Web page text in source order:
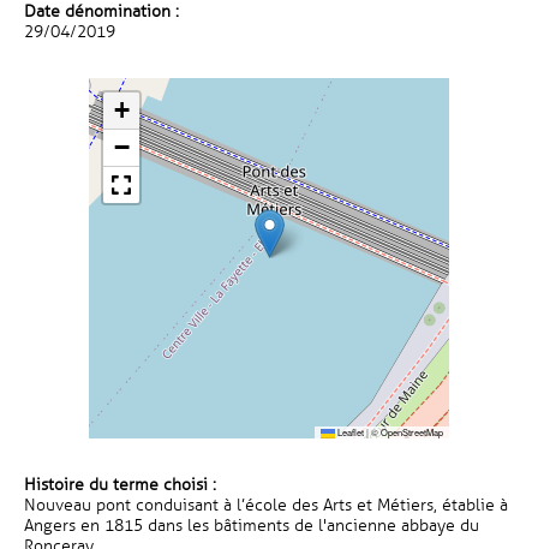
Date dénomination :
29/04/2019
+
−
Leaflet|©OpenStreetMap
Histoire du terme choisi :
Nouveau pont conduisant à l’école des Arts et Métiers, établie à
Angers en 1815 dans les bâtiments de l'ancienne abbaye du